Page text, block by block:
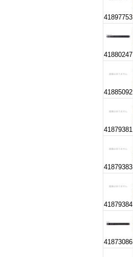
41897753
41880247
41885092
41879381
41879383
41879384
41873086